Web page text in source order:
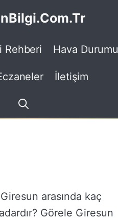
Rehberi Hava Durumu
İletişim
arasında kaç
Görele Giresun